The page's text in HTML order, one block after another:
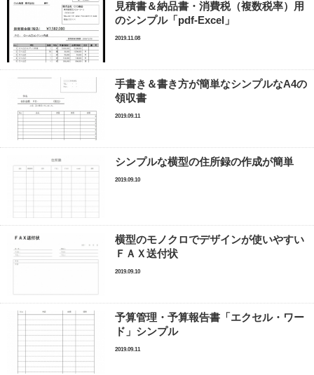
見積書＆納品書・消費税（複数税率）用
のシンプル「pdf-Excel」
2019.11.08
手書き＆書き方が簡単なシンプルなA4の
領収書
2019.09.11
シンプルな横型の住所録の作成が簡単
2019.09.10
横型のモノクロでデザインが使いやすい
ＦＡＸ送付状
2019.09.10
予算管理・予算報告書「エクセル・ワー
ド」シンプル
2019.09.11